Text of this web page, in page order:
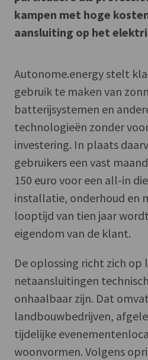
kampen met hoge
aansluiting op het
Autonome.energy stelt
gebruik te maken van
batterijsystemen en
technologieën zonder
investering. In plaats
gebruikers een vast
150 euro voor een all-in
installatie, onderhoud en
looptijd van tien jaar
eigendom van de klant.
De oplossing richt zich op
netaansluitingen
onhaalbaar zijn. Dat
landbouwbedrijven,
tijdelijke
woonvormen. Volgens